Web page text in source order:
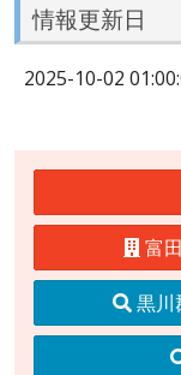
情報更新日
2025-10-02
富
黒川